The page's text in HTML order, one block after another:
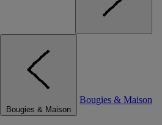
Bougies & Maison
Bougies & Maison